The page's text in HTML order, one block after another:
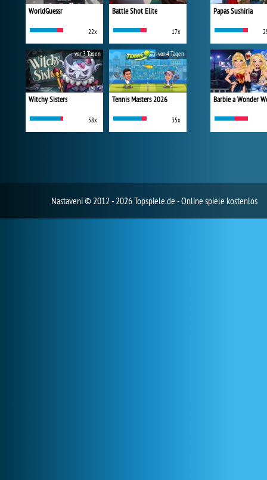
WorldGuessr
22x
Battle Shot Elite
17x
Witchy Sisters
58x
vor 3 Tagen
Tennis Masters 2026
35x
vor 4 Tagen
Papas Sushiria
Nastavení© 2012 - 2026 Topspiele.de - Online spiele kostenlos